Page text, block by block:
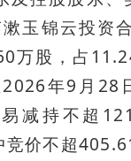
玉锦云投资
万股，占
年9月28
减持不超
价不超